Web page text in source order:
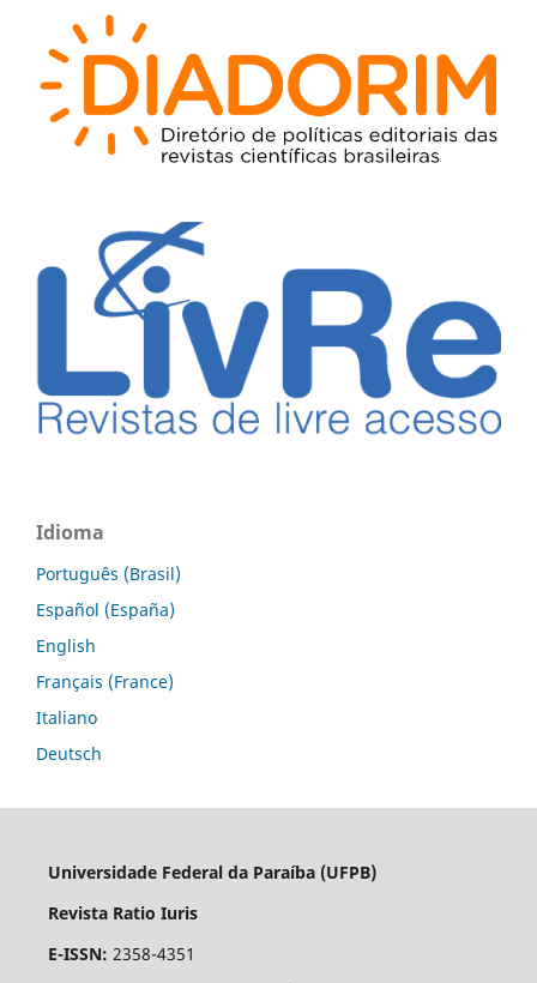
Idioma
Português (Brasil)
Español (España)
English
Français (France)
Italiano
Deutsch
Universidade Federal da Paraíba (UFPB)
Revista Ratio Iuris
E-ISSN: 2358-4351